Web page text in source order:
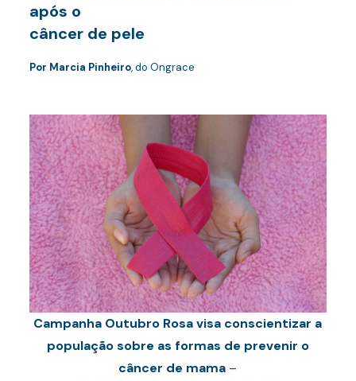
após o
câncer de pele
Por Marcia Pinheiro, do Ongrace
Campanha Outubro Rosa visa conscientizar a
população sobre as formas de prevenir o
câncer de mama –